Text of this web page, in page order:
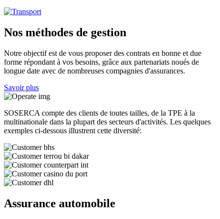
Nos méthodes de gestion
Notre objectif est de vous proposer des contrats en bonne et due
forme répondant à vos besoins, grâce aux partenariats noués de
longue date avec de nombreuses compagnies d'assurances.
Savoir plus
SOSERCA compte des clients de toutes tailles, de la TPE à la
multinationale dans la plupart des secteurs d'activités. Les quelques
exemples ci-dessous illustrent cette diversité:
Assurance automobile